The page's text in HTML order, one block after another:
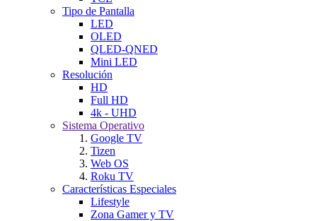
Tipo de Pantalla
LED
OLED
QLED-QNED
Mini LED
Resolución
HD
Full HD
4k - UHD
Sistema Operativo
Google TV
Tizen
Web OS
Roku TV
Características Especiales
Lifestyle
Zona Gamer y TV